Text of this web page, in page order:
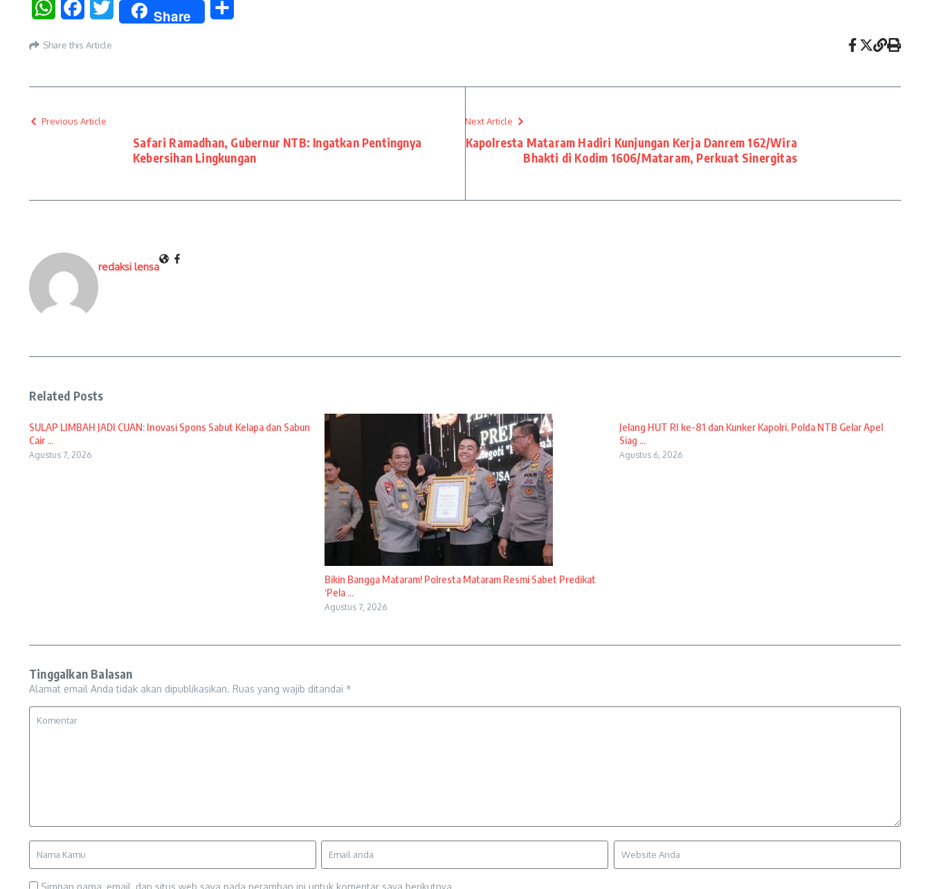
WhatsAppFacebookTwitter Share
Share this Article
Previous Article
Safari Ramadhan, Gubernur NTB: Ingatkan Pentingnya
Kebersihan Lingkungan
Next Article
Kapolresta Mataram Hadiri Kunjungan Kerja Danrem 162/Wira
Bhakti di Kodim 1606/Mataram, Perkuat Sinergitas
redaksi lensa
Related Posts
SULAP LIMBAH JADI CUAN: Inovasi Spons Sabut Kelapa dan Sabun
Cair ...
Agustus 7, 2026
Bikin Bangga Mataram! Polresta Mataram Resmi Sabet Predikat
‘Pela ...
Agustus 7, 2026
Jelang HUT RI ke-81 dan Kunker Kapolri, Polda NTB Gelar Apel
Siag ...
Agustus 6, 2026
Tinggalkan Balasan
Alamat email Anda tidak akan dipublikasikan. Ruas yang wajib ditandai *